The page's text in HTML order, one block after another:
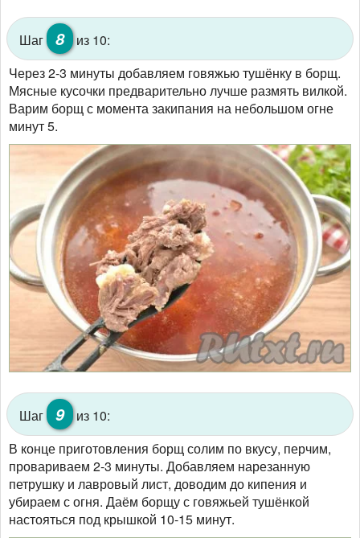
Шаг 8
из 10:
Через 2-3 минуты добавляем говяжью тушёнку в борщ.
Мясные кусочки предварительно лучше размять вилкой.
Варим борщ с момента закипания на небольшом огне
минут 5.
Шаг 9
из 10:
В конце приготовления борщ солим по вкусу, перчим,
провариваем 2-3 минуты. Добавляем нарезанную
петрушку и лавровый лист, доводим до кипения и
убираем с огня. Даём борщу с говяжьей тушёнкой
настояться под крышкой 10-15 минут.